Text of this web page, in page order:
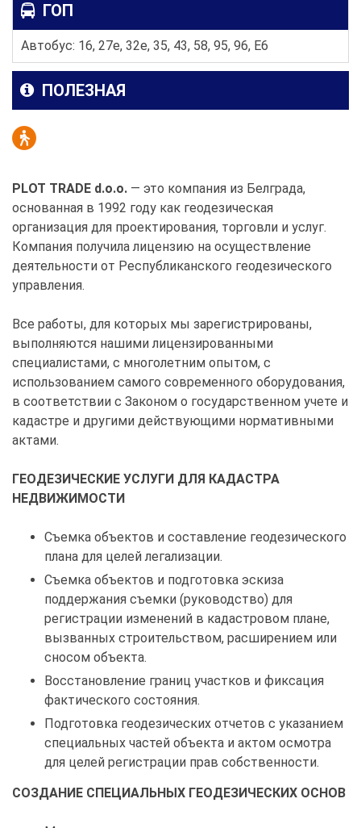
ГОП
Автобус: 16, 27e, 32e, 35, 43, 58, 95, 96, E6
ПОЛЕЗНАЯ
PLOT TRADE d.o.o. — это компания из Белграда,
основанная в 1992 году как геодезическая
организация для проектирования, торговли и услуг.
Компания получила лицензию на осуществление
деятельности от Республиканского геодезического
управления.
Все работы, для которых мы зарегистрированы,
выполняются нашими лицензированными
специалистами, с многолетним опытом, с
использованием самого современного оборудования,
в соответствии с Законом о государственном учете и
кадастре и другими действующими нормативными
актами.
ГЕОДЕЗИЧЕСКИЕ УСЛУГИ ДЛЯ КАДАСТРА
НЕДВИЖИМОСТИ
Съемка объектов и составление геодезического
плана для целей легализации.
Съемка объектов и подготовка эскиза
поддержания съемки (руководство) для
регистрации изменений в кадастровом плане,
вызванных строительством, расширением или
сносом объекта.
Восстановление границ участков и фиксация
фактического состояния.
Подготовка геодезических отчетов с указанием
специальных частей объекта и актом осмотра
для целей регистрации прав собственности.
СОЗДАНИЕ СПЕЦИАЛЬНЫХ ГЕОДЕЗИЧЕСКИХ ОСНОВ